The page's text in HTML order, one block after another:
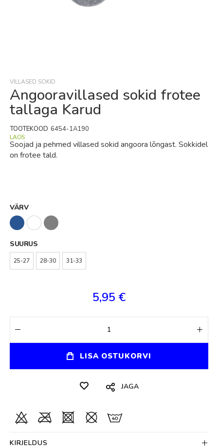
of
the
images
VILLASED SOKID
Angooravillased sokid frotee
tallaga Karud
Soojad ja pehmed villased sokid angoora lõngast. Sokkidel
on frotee tald.
LAOS
TOOTEKOOD 6454-1A190
VÄRV
SUURUS
25-27 28-30 31-33
5,95 €
LISA OSTUKORVI
JAGA
KIRJELDUS